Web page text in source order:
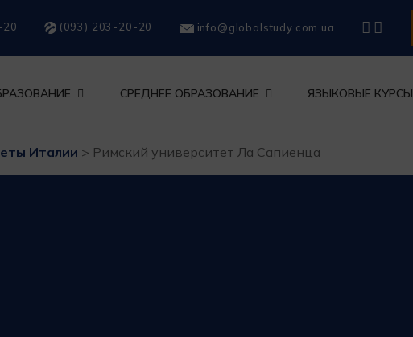
(093) 203-20-20 info@globalstudy.com.ua
СРЕДНЕЕ ОБРАЗОВАНИЕ ЯЗЫКОВЫЕ КУРСЫ
Италии > Римский университет Ла Сапиенца